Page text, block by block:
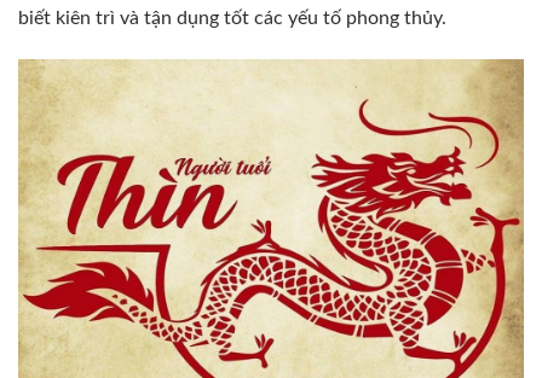
biết kiên trì và tận dụng tốt các yếu tố phong thủy.